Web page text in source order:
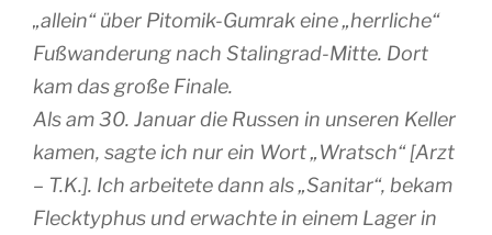
„allein“ über Pitomik-Gumrak eine „herrliche“
Fußwanderung nach Stalingrad-Mitte. Dort
kam das große Finale.
Als am 30. Januar die Russen in unseren Keller
kamen, sagte ich nur ein Wort „Wratsch“ [Arzt
– T.K.]. Ich arbeitete dann als „Sanitar“, bekam
Flecktyphus und erwachte in einem Lager in